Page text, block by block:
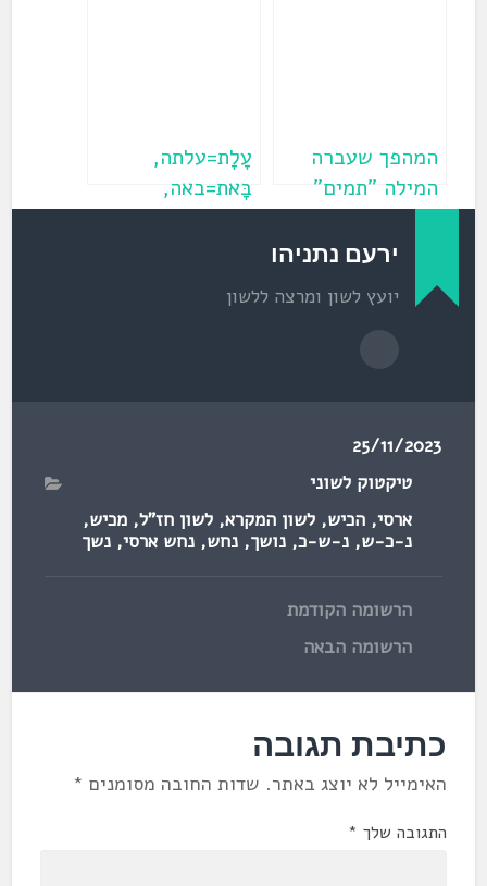
המהפך שעברה
המילה "תמים"
(פרשת נח)
עָלָת=עלתה,
בָּאת=באה,
עָשָת=עשתה,
ירעם נתניהו
יועץ לשון ומרצה ללשון
25/11/2023
טיקטוק לשוני
ארסי,הכיש,לשון המקרא,לשון חז"ל,מכיש,
נ-כ-ש,נ-ש-כ,נושך,נחש,נחש ארסי,נשך
הרשומה הקודמת
הרשומה הבאה
כתיבת תגובה
האימייל לא יוצג באתר. שדות החובה מסומנים *
התגובה שלך *